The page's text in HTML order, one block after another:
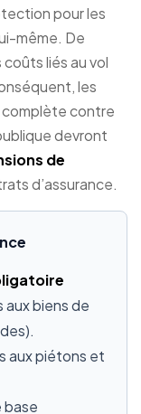
pour les
même. De
liés au vol
les
contre
devront
de
d’assurance.
aux biens de
aux piétons et
base